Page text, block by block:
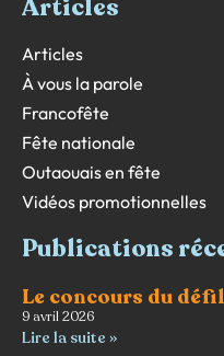
Articles
Articles
À vous la parole
Francofête
Fête nationale
Outaouais en fête
Vidéos promotionnelles
Publications
Le concours du
9 avril 2026
Lire la suite »